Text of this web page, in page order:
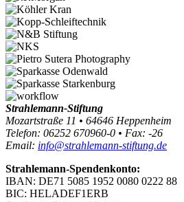
Strahlemann-Stiftung
Mozartstraße 11 • 64646 Heppenheim
Telefon: 06252 670960-0 • Fax: -26
Email: info@strahlemann-stiftung.de
Strahlemann-Spendenkonto:
IBAN: DE71 5085 1952 0080 0222 88
BIC: HELADEF1ERB